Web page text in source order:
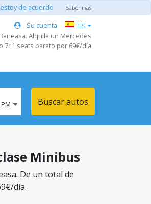
estoy de acuerdo Saber más
Su cuenta
ES
Alquila un Mercedes
7+1 seats barato por 69€/día
Buscar autos
Minibus
De un total de
día.